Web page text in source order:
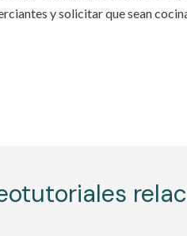
y solicitar que sean